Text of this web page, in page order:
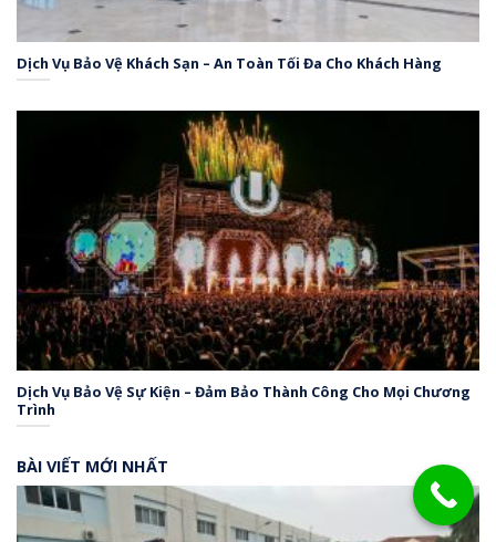
Dịch Vụ Bảo Vệ Khách Sạn – An Toàn Tối Đa Cho Khách Hàng
Dịch Vụ Bảo Vệ Sự Kiện – Đảm Bảo Thành Công Cho Mọi Chương
Trình
BÀI VIẾT MỚI NHẤT